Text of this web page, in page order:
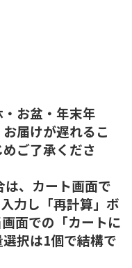
お盆・年末年
届けが遅れるこ
ご了承くださ
、カート画面で
力し「再計算」ボ
面での「カートに
択は1個で結構で